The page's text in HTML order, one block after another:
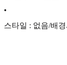
•
스타일 : 없음/배경